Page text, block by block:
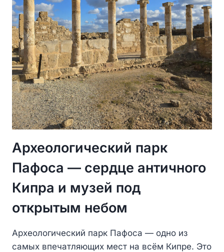
Археологический парк
Пафоса — сердце античного
Кипра и музей под
открытым небом
Археологический парк Пафоса — одно из
самых впечатляющих мест на всём Кипре. Это